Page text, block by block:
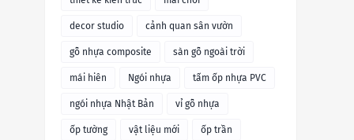
decor studio cảnh quan sân vườn
gỗ nhựa composite sàn gỗ ngoài trời
mái hiên Ngói nhựa tấm ốp nhựa PVC
ngói nhựa Nhật Bản vỉ gỗ nhựa
ốp tường vật liệu mới ốp trần